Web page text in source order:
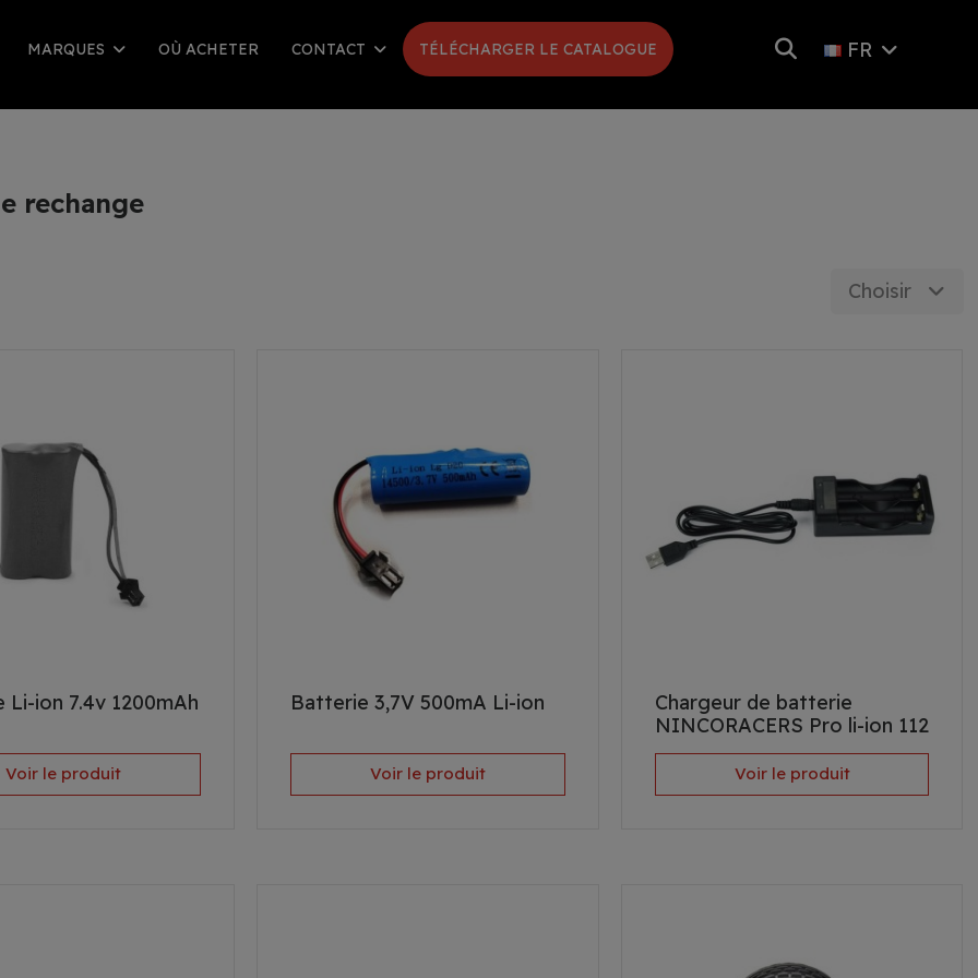
MARQUES OÙ ACHETER CONTACT TÉLÉCHARGER LE CATALOGUE FR
rechange
Choisir
Li-ion 7.4v 1200mAh
Voir le produit
Batterie 3,7V 500mA Li-ion
Voir le produit
Chargeur de batterie
NINCORACERS Pro li-ion 112
Voir le produit